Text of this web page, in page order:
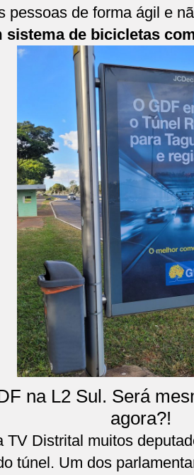
pessoas de forma ágil e
sistema de bicicletas
na L2 Sul. Será
agora?!
TV Distrital muitos
túnel. Um dos